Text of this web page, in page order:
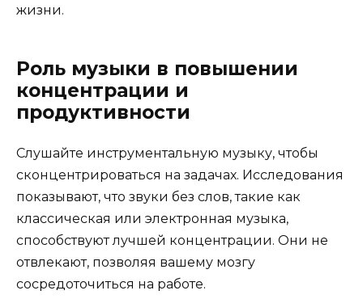
жизни.
Роль музыки в повышении
концентрации и
продуктивности
Слушайте инструментальную музыку, чтобы
сконцентрироваться на задачах. Исследования
показывают, что звуки без слов, такие как
классическая или электронная музыка,
способствуют лучшей концентрации. Они не
отвлекают, позволяя вашему мозгу
сосредоточиться на работе.